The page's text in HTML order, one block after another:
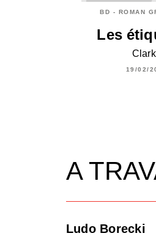
BD - ROMAN
Les
19/02/
A
Ludo Borecki